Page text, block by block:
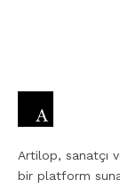
Artilop, sanatçı
bir platform